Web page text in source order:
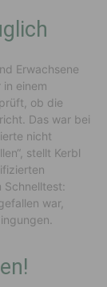
Erwachsene
einem
ob die
Das war bei
nicht
stellt Kerbl
Schnelltest:
war,